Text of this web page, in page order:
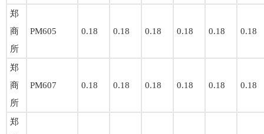
郑
商
所
PM605 0.18 0.18 0.18 0.18 0.18 0.18
郑
商
所
PM607 0.18 0.18 0.18 0.18 0.18 0.18
郑